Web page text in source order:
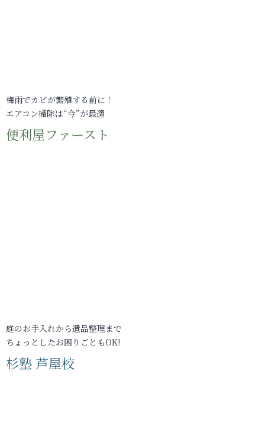
梅雨でカビが繁殖する前に！
エアコン掃除は“今”が最適
便利屋ファースト
庭のお手入れから遺品整理まで
ちょっとしたお困りごともOK!
杉塾 芦屋校